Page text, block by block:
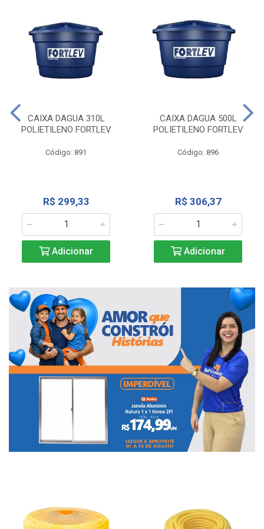
CAIXA DAGUA 310L
POLIETILENO FORTLEV
Código: 891
R$ 299,33
Adicionar
CAIXA DAGUA 500L
POLIETILENO FORTLEV
Código: 896
R$ 306,37
Adicionar